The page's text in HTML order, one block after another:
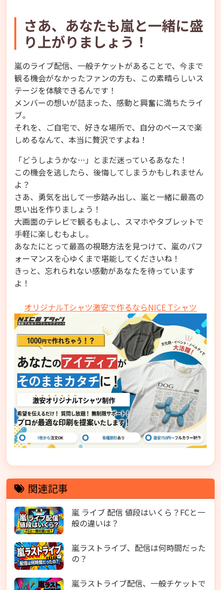
さあ、あなたも嵐と一緒に盛
り上がりましょう！
嵐のライブ配信、一般チケットがあることで、今まで
観る機会がなかったファンの方も、この素晴らしいス
テージを体験できるんです！
メンバーの想いが詰まった、感動と興奮に満ちたライ
ブ。
それを、ご自宅で、好きな場所で、自分のペースで楽
しめるなんて、本当に贅沢ですよね！
「どうしようかな…」とまだ迷っているあなた！
この機会を逃したら、後悔してしまうかもしれません
よ？
さあ、勇気を出して一歩踏み出し、嵐と一緒に最高の
思い出を作りましょう！
大画面のテレビで観るもよし、スマホやタブレットで
手軽に楽しむもよし。
あなたにとって最高の視聴方法を見つけて、嵐のパフ
ォーマンスを心ゆくまで堪能してくださいね！
きっと、忘れられない感動があなたを待っています
よ！
オリジナルTシャツ激安で作るならNICE Tシャツ
関連記事
嵐 ライブ 配信 値段はいくら？FCと一
般の違いは？
嵐ラストライブ、配信は何時間だった
の？
嵐ラストライブ配信、一般チケットで